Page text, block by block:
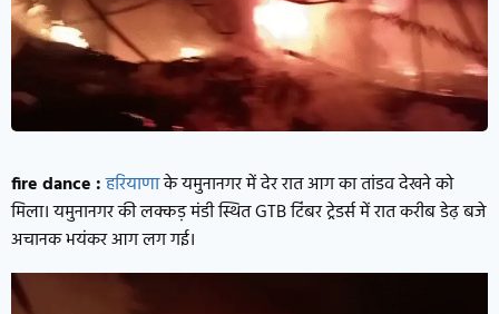
fire dance :हरियाणाके यमुनानगर में देर रात आग का तांडव देखने को
मिला। यमुनानगर की लक्कड़ मंडी स्थित GTB टिंबर ट्रेडर्स में रात करीब डेढ़ बजे
अचानक भयंकर आग लग गई।